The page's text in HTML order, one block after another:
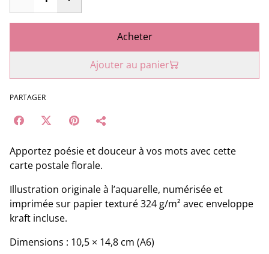
Acheter
Ajouter au panier
PARTAGER
Apportez poésie et douceur à vos mots avec cette
carte postale florale.
Illustration originale à l’aquarelle, numérisée et
imprimée sur papier texturé 324 g/m² avec enveloppe
kraft incluse.
Dimensions : 10,5 × 14,8 cm (A6)